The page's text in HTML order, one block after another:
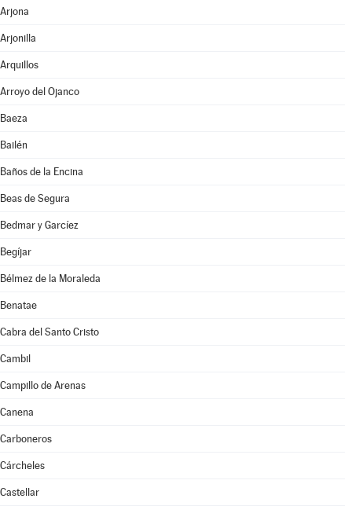
Arjona
Arjonilla
Arquillos
Arroyo del Ojanco
Baeza
Bailén
Baños de la Encina
Beas de Segura
Bedmar y Garcíez
Begíjar
Bélmez de la Moraleda
Benatae
Cabra del Santo Cristo
Cambil
Campillo de Arenas
Canena
Carboneros
Cárcheles
Castellar